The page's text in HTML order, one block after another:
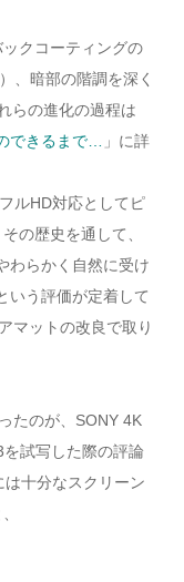
クコーティングの
、暗部の階調を深く
らの進化の過程は
できるまで… 」に詳
ルHD対応としてピ
の歴史を通して、
わらかく自然に受け
いう評価が定着して
マットの改良で取り
たのが、SONY 4K
試写した際の評論
十分なスクリーン